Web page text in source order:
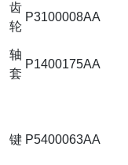
齿
轮
P3100008AA
轴
套
P1400175AA
键 P5400063AA